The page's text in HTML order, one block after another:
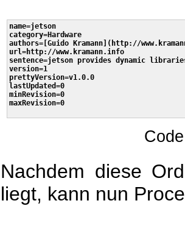
name=jetson
category=Hardware
authors=[Guido Kramann](http://
url=http://www.kramann.info
sentence=jetson provides dynamic
version=1
prettyVersion=v1.0.0
lastUpdated=0
minRevision=0
maxRevision=0
Nachdem diese
liegt, kann nun